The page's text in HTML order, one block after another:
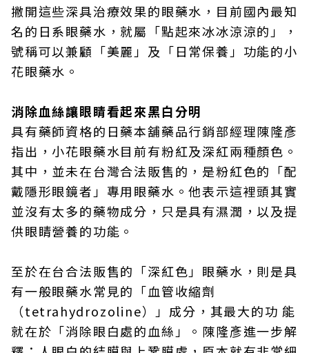
撇開這些深具治療效果的眼藥水，目前國內最知
名的日系眼藥水，就屬「點起來冰冰涼涼的」，
號稱可以兼顧「美麗」及「日常保養」功能的小
花眼藥水。
消除血絲讓眼睛看起來黑白分明
具有藥師資格的日藥本舖藥品行銷部經理陳隆彥
指出，小花眼藥水目前有粉紅及深紅兩種顏色。
其中，並未在台灣合法販售的，是粉紅色的「配
戴隱形眼鏡者」專用眼藥水。他表示這裡頭其實
並沒有太多的藥物成分，只是具有濕潤，以及提
供眼睛營養的功能。
至於在台合法販售的「深紅色」眼藥水，則是具
有一般眼藥水常見的「血管收縮劑
（tetrahydrozoline）」成分，其最大的功 能
就在於「消除眼白處的血絲」。陳隆彥進一步解